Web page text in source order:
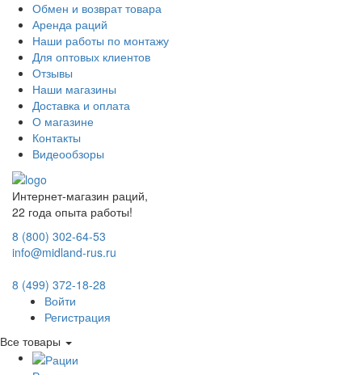
Обмен и возврат товара
Аренда раций
Наши работы по монтажу
Для оптовых клиентов
Отзывы
Наши магазины
Доставка и оплата
О магазине
Контакты
Видеообзоры
Интернет-магазин раций,
22 года опыта работы!
8 (800) 302-64-53
info@midland-rus.ru
8 (499) 372-18-28
Войти
Регистрация
Все товары